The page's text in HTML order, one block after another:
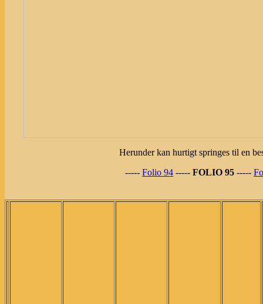
Herunder kan hurtigt springes til en
----- Folio 94 ----- FOLIO 95 -----